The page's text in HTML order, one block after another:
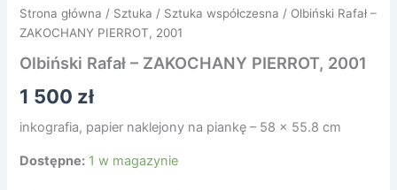
Strona główna / Sztuka / Sztuka współczesna / Olbiński Rafał –
ZAKOCHANY PIERROT, 2001
Olbiński Rafał – ZAKOCHANY PIERROT, 2001
1 500 zł
inkografia, papier naklejony na piankę – 58 x 55.8 cm
Dostępne: 1 w magazynie